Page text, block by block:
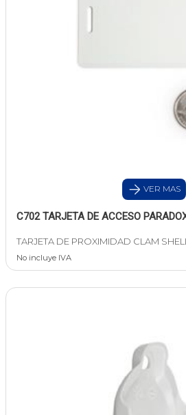
VER MAS
C702 TARJETA DE ACCESO
TARJETA DE PROXIMIDAD CLAM
No incluye IVA